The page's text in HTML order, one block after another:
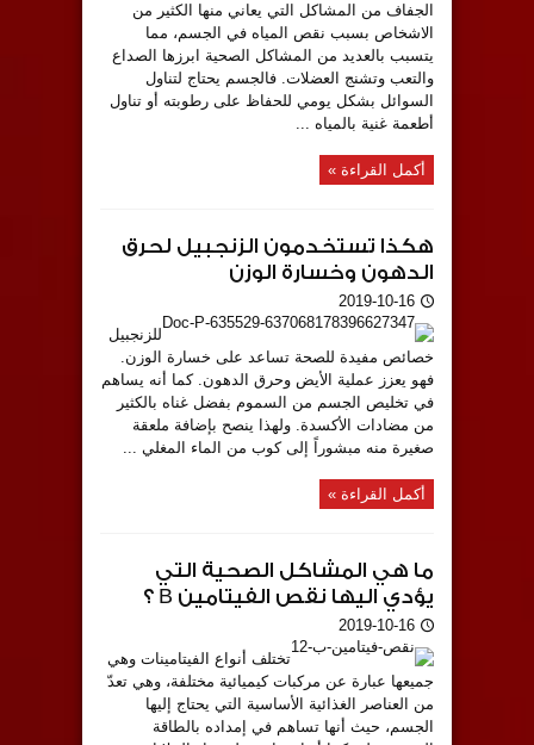
الجفاف من المشاكل التي يعاني منها الكثير من
الاشخاص بسبب نقص المياه في الجسم، مما
يتسبب بالعديد من المشاكل الصحية ابرزها الصداع
والتعب وتشنج العضلات. فالجسم يحتاج لتناول
السوائل بشكل يومي للحفاظ على رطوبته أو تناول
أطعمة غنية بالمياه ...
أكمل القراءة »
هكذا تستخدمون الزنجبيل لحرق
الدهون وخسارة الوزن
2019-10-16
للزنجبيل
خصائص مفيدة للصحة تساعد على خسارة الوزن.
فهو يعزز عملية الأيض وحرق الدهون. كما أنه يساهم
في تخليص الجسم من السموم بفضل غناه بالكثير
من مضادات الأكسدة. ولهذا ينصح بإضافة ملعقة
صغيرة منه مبشوراً إلى كوب من الماء المغلي ...
أكمل القراءة »
ما هي المشاكل الصحية التي
يؤدي اليها نقص الفيتامين B ؟
2019-10-16
تختلف أنواع الفيتامينات وهي
جميعها عبارة عن مركبات كيميائية مختلفة، وهي تعدّ
من العناصر الغذائية الأساسية التي يحتاج إليها
الجسم، حيث أنها تساهم في إمداده بالطاقة